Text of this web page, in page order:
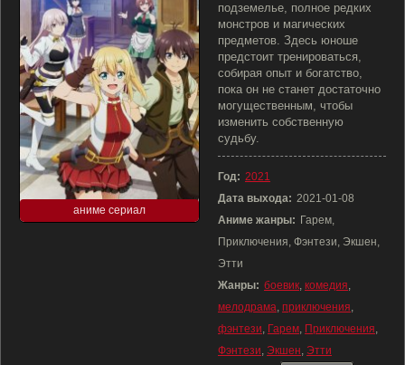
аниме сериал
подземелье, полное редких
монстров и магических
предметов. Здесь юноше
предстоит тренироваться,
собирая опыт и богатство,
пока он не станет достаточно
могущественным, чтобы
изменить собственную
судьбу.
Год: 2021
Дата выхода: 2021-01-08
Аниме жанры: Гарем,
Приключения, Фэнтези, Экшен,
Этти
Жанры: боевик, комедия,
мелодрама, приключения,
фэнтези, Гарем, Приключения,
Фэнтези, Экшен, Этти